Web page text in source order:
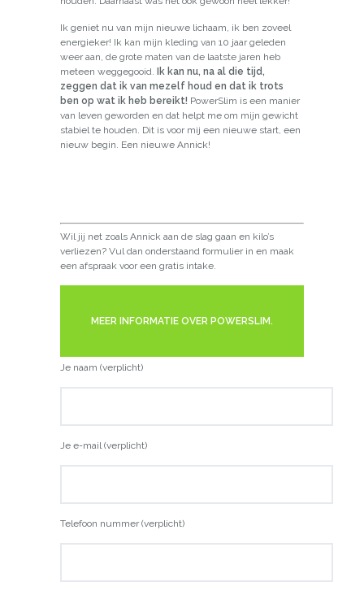
Ik geniet nu van mijn nieuwe lichaam, ik ben zoveel
energieker! Ik kan mijn kleding van 10 jaar geleden
weer aan, de grote maten van de laatste jaren heb
meteen weggegooid.
Ik kan nu, na al die tijd,
zeggen dat ik van mezelf houd en dat ik trots
ben op wat ik heb bereikt! PowerSlim is een manier
van leven geworden en dat helpt me om mijn gewicht
stabiel te houden. Dit is voor mij een nieuwe start, een
nieuw begin. Een nieuwe Annick!
Wil jij net zoals Annick aan de slag gaan en kilo’s
verliezen? Vul dan onderstaand formulier in en maak
een afspraak voor een gratis intake.
MEER INFORMATIE OVER POWERSLIM.
Je naam (verplicht)
Je e-mail (verplicht)
Telefoon nummer (verplicht)